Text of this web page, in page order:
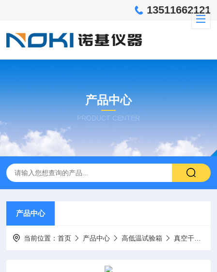
13511662121
产品中心
PRODUCT CENTER
产品中心
当前位置：首页 产品中心 高低温试验箱 真空干燥箱